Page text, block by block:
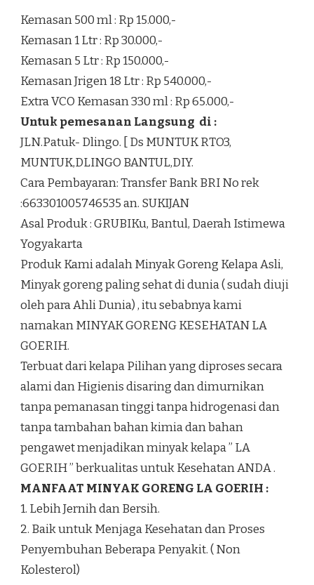
Kemasan 500 ml : Rp 15.000,-
Kemasan 1 Ltr : Rp 30.000,-
Kemasan 5 Ltr : Rp 150.000,-
Kemasan Jrigen 18 Ltr : Rp 540.000,-
Extra VCO Kemasan 330 ml : Rp 65.000,-
Untuk pemesanan Langsung di :
JLN.Patuk- Dlingo. [ Ds MUNTUK RTO3,
MUNTUK,DLINGO BANTUL,DIY.
Cara Pembayaran: Transfer Bank BRI No rek
:663301005746535 an. SUKIJAN
Asal Produk : GRUBIKu, Bantul, Daerah Istimewa
Yogyakarta
Produk Kami adalah Minyak Goreng Kelapa Asli,
Minyak goreng paling sehat di dunia ( sudah diuji
oleh para Ahli Dunia) , itu sebabnya kami
namakan MINYAK GORENG KESEHATAN LA
GOERIH.
Terbuat dari kelapa Pilihan yang diproses secara
alami dan Higienis disaring dan dimurnikan
tanpa pemanasan tinggi tanpa hidrogenasi dan
tanpa tambahan bahan kimia dan bahan
pengawet menjadikan minyak kelapa ” LA
GOERIH ” berkualitas untuk Kesehatan ANDA .
MANFAAT MINYAK GORENG LA GOERIH :
1. Lebih Jernih dan Bersih.
2. Baik untuk Menjaga Kesehatan dan Proses
Penyembuhan Beberapa Penyakit. ( Non
Kolesterol)